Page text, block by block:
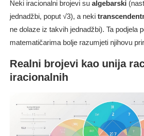
Neki iracionalni brojevi su algebarski
jednadžbi, poput √3), a neki
ne dolaze iz takvih jednadžbi). Ta podjela
matematičarima bolje razumjeti njihovu
Realni brojevi kao unija
iracionalnih